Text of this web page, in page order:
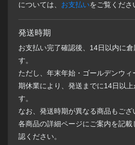
については、 お支払いをご覧くださ
発送時期
お支払い完了確認後、14日以内に
す。
ただし、年末年始・ゴールデンウ
期休業により、発送までに14日以
す。
なお、発送時期が異なる商品もござ
各商品の詳細ページにご案内を記
認ください。